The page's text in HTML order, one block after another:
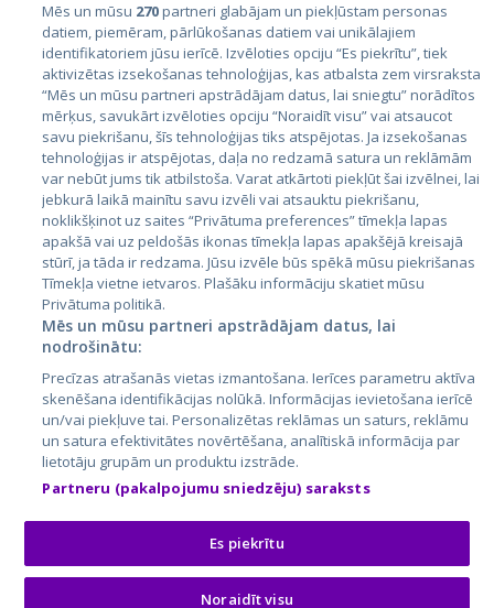
Страны
Эстония
Латвия
Литва
City24.lv
City24.ee
GetaPro.lv
GetaPro.ee
Skelbiu.lt
Autoplius.lt
Aruodas.lt
CVbankas.lt
Kainos.lt
Paslaugos.lt
auto24.ee
Osta.ee
KuldneBörs.ee
Mēs un mūsu 270partneri glabājam un piekļūstam personas
datiem, piemēram, pārlūkošanas datiem vai unikālajiem
identifikatoriem jūsu ierīcē. Izvēloties opciju “Es piekrītu”, tiek
aktivizētas izsekošanas tehnoloģijas, kas atbalsta zem virsraksta
“Mēs un mūsu partneri apstrādājam datus, lai sniegtu” norādītos
mērķus, savukārt izvēloties opciju “Noraidīt visu” vai atsaucot
savu piekrišanu, šīs tehnoloģijas tiks atspējotas. Ja izsekošanas
tehnoloģijas ir atspējotas, daļa no redzamā satura un reklāmām
var nebūt jums tik atbilstoša. Varat atkārtoti piekļūt šai izvēlnei, lai
jebkurā laikā mainītu savu izvēli vai atsauktu piekrišanu,
noklikšķinot uz saites “Privātuma preferences” tīmekļa lapas
apakšā vai uz peldošās ikonas tīmekļa lapas apakšējā kreisajā
stūrī, ja tāda ir redzama. Jūsu izvēle būs spēkā mūsu piekrišanas
Tīmekļa vietne ietvaros. Plašāku informāciju skatiet mūsu
Privātuma politikā.
Mēs un mūsu partneri apstrādājam datus, lai
nodrošinātu:
Precīzas atrašanās vietas izmantošana. Ierīces parametru aktīva
skenēšana identifikācijas nolūkā. Informācijas ievietošana ierīcē
un/vai piekļuve tai. Personalizētas reklāmas un saturs, reklāmu
un satura efektivitātes novērtēšana, analītiskā informācija par
lietotāju grupām un produktu izstrāde.
Partneru (pakalpojumu sniedzēju) saraksts
Es piekrītu
Noraidīt visu